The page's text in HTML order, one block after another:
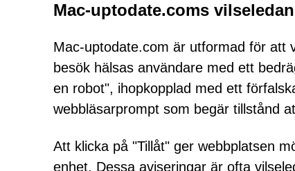
Mac-uptodate.coms
Mac-uptodate.com är utformad för att
besök hälsas användare med ett
en robot", ihopkopplad med ett
webbläsarprompt som begär tillstånd
Att klicka på "Tillåt" ger webbplatsen
enhet. Dessa aviseringar är ofta